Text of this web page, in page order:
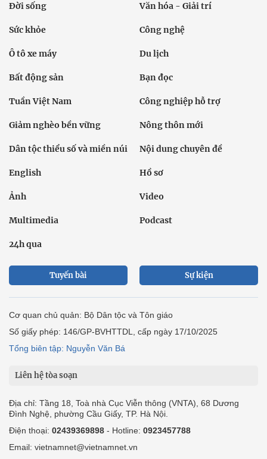
Đời sống Văn hóa - Giải trí
Sức khỏe Công nghệ
Ô tô xe máy Du lịch
Bất động sản Bạn đọc
Tuần Việt Nam Công nghiệp hỗ trợ
Giảm nghèo bền vững Nông thôn mới
Dân tộc thiểu số và miền núi Nội dung chuyên đề
English Hồ sơ
Ảnh Video
Multimedia Podcast
24h qua
Tuyến bài Sự kiện
Cơ quan chủ quản: Bộ Dân tộc và Tôn giáo
Số giấy phép: 146/GP-BVHTTDL, cấp ngày 17/10/2025
Tổng biên tập: Nguyễn Văn Bá
Liên hệ tòa soạn
Địa chỉ: Tầng 18, Toà nhà Cục Viễn thông (VNTA), 68 Dương
Đình Nghệ, phường Cầu Giấy, TP. Hà Nội.
Điện thoại: 02439369898 - Hotline: 0923457788
Email: vietnamnet@vietnamnet.vn